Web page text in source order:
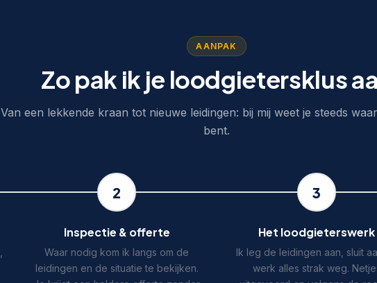
AANPAK
Zo pak ik je loodgietersklus
Van een lekkende kraan tot nieuwe leidingen: bij mij weet je steeds
bent.
2
Inspectie & offerte
Waar nodig kom ik langs om de
leidingen en de situatie te bekijken.
3
Het loodgieterswerk
Ik leg de leidingen aan, sluit
werk alles strak weg.